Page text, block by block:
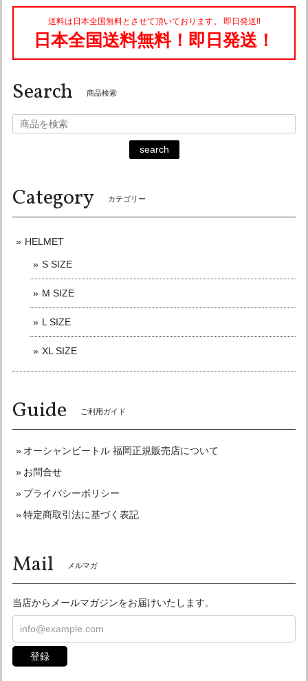
2026/07/13
とても早い、配送をして頂きありがとうございました。 商品
はもちろん満足で、また機会あれば利用したいと思います。
こちらこそ有難うございました。 また今後とも
宜しくお願い申し上げます♪
迅速な対応ありがとうございます。 また御機会がありました
2026/05/31
リピートでの購入。 商品問い合わせ,購入後は通話とメッセ
ージにてご連絡いただけ、発送も大変迅速で、信頼のおける
こちらこそリピート購入有難うございました☆
またよろしくお願い申し上げます♪
XLサイズ
今回は色々失礼な事言ってしまい申し訳ありませんでした。
ったけど かぶったらなんのその。なんなら少し余裕まであり
頭痛くもならないくらいのサイズ感で感動しました。 内張も
さりげなくおしゃれでいいです。 また福岡にも仕事でもよく
行くので機会があれば直接お店にも遊びに行かせて下さい♪
今回は本当に、ありがとうございました。
送料は日本全国無料とさせて頂いております。 即日発送‼︎
日本全国送料無料！即日発送！
Search 商品検索
search
Category カテゴリー
HELMET
S SIZE
M SIZE
L SIZE
XL SIZE
Guide ご利用ガイド
オーシャンビートル 福岡正規販売店について
お問合せ
プライバシーポリシー
特定商取引法に基づく表記
Mail メルマガ
当店からメールマガジンをお届けいたします。
登録